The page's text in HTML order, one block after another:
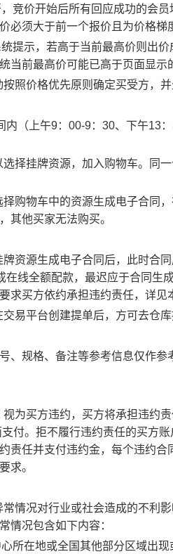
竞价开始后所有回应成功的会
必须大于前一个报价且为价格
提示，若高于当前最高价则出
当前最高价可能已高于页面显示
照价格优先原则确定买受方，
内（上午9：00-9：30、下午13
择挂牌资源，加入购物车。同
购物车中的资源生成电子合同
其他买家无法购买。
资源生成电子合同后，此时合
在线全额配款，最迟应于合同
求买方依约承担违约责任，详见
易平台创建提单后，方可去仓
、规格、备注等参考信息仅作
为买方违约，买方将承担违约
支付。拒不履行违约责任的买方
责任并支付违约金，每个违约
求。
情况对行业或社会造成的不利
情况包含如下内容：
所在地或全国其他部分区域出